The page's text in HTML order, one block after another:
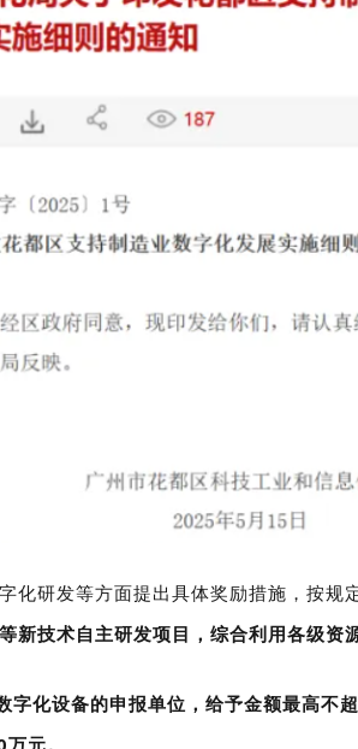
研发等方面提出具体奖励措施，按规
技术自主研发项目，综合利用各级资
化设备的申报单位，给予金额最高